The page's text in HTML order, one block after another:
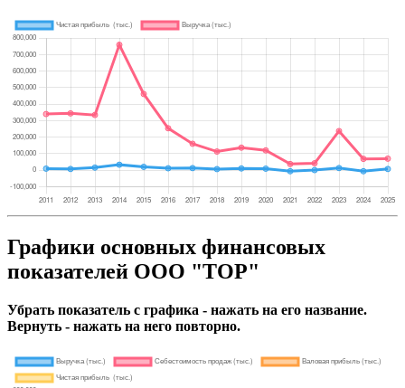
Графики основных финансовых
показателей ООО "ТОР"
Убрать показатель с графика - нажать на его название.
Вернуть - нажать на него повторно.